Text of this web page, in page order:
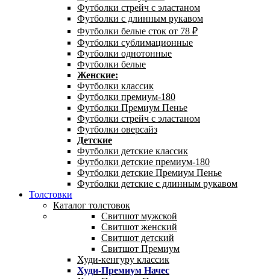
Футболки стрейч с эластаном
Футболки с длинным рукавом
Футболки белые сток от 78 ₽
Футболки сублимационные
Футболки однотонные
Футболки белые
Женские:
Футболки классик
Футболки премиум-180
Футболки Премиум Пенье
Футболки стрейч с эластаном
Футболки оверсайз
Детские
Футболки детские классик
Футболки детские премиум-180
Футболки детские Премиум Пенье
Футболки детские с длинным рукавом
Толстовки
Каталог толстовок
Свитшот мужской
Свитшот женский
Свитшот детский
Свитшот Премиум
Худи-кенгуру классик
Худи-Премиум Начес